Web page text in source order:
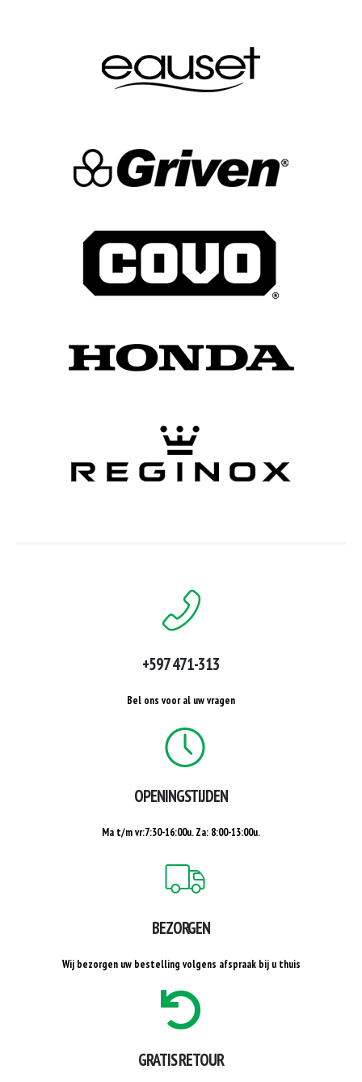
+597 471-313
Bel ons voor al uw vragen
OPENINGSTIJDEN
Ma t/m vr:7:30-16:00u. Za: 8:00-13:00u.
BEZORGEN
Wij bezorgen uw bestelling volgens afspraak bij u thuis
GRATIS RETOUR